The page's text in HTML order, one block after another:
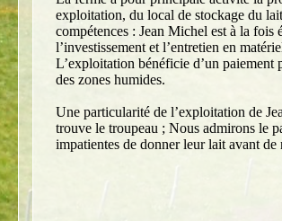
exploitation, du local de stockage du
compétences : Jean Michel est à la fois
l’investissement et l’entretien en
L’exploitation bénéficie d’un paiement
des zones humides.
Une particularité de l’exploitation de
trouve le troupeau ; Nous admirons le
impatientes de donner leur lait avant